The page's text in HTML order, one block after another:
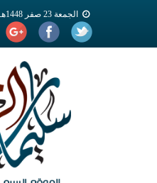
الجمعة 23 صفر 1448هـ الموافق 9 أغسطس 2026م